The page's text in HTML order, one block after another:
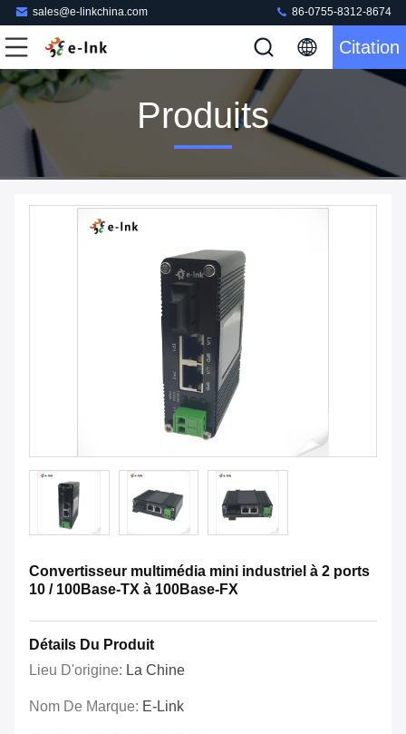
sales@e-linkchina.com 86-0755-8312-8674
Citation
Produits
Convertisseur multimédia mini industriel à 2 ports
10 / 100Base-TX à 100Base-FX
Détails Du Produit
Lieu D'origine: La Chine
Nom De Marque: E-Link